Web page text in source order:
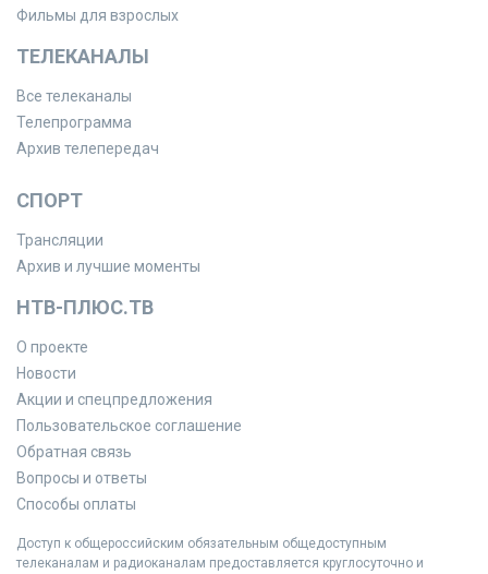
Фильмы для взрослых
ТЕЛЕКАНАЛЫ
Все телеканалы
Телепрограмма
Архив телепередач
СПОРТ
Трансляции
Архив и лучшие моменты
НТВ-ПЛЮС.ТВ
О проекте
Новости
Акции и спецпредложения
Пользовательское соглашение
Обратная связь
Вопросы и ответы
Способы оплаты
Доступ к общероссийским обязательным общедоступным
телеканалам и радиоканалам предоставляется круглосуточно и